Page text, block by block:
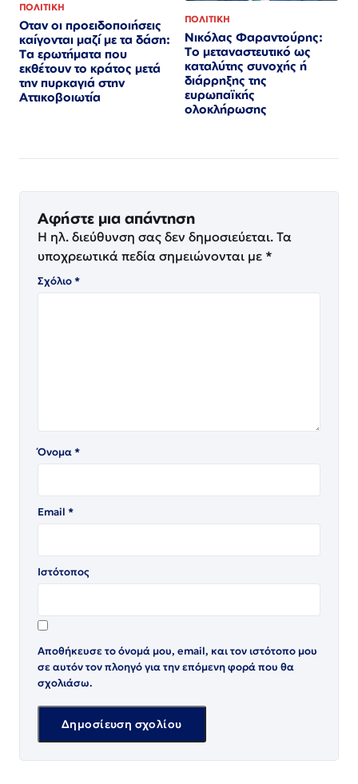
ΠΟΛΙΤΙΚΗ
Οταν οι προειδοποιήσεις
καίγονται μαζί με τα δάση:
Τα ερωτήματα που
εκθέτουν το κράτος μετά
την πυρκαγιά στην
Αττικοβοιωτία
ΠΟΛΙΤΙΚΗ
Νικόλας Φαραντούρης:
Το μεταναστευτικό ως
καταλύτης συνοχής ή
διάρρηξης της
ευρωπαϊκής
ολοκλήρωσης
Αφήστε μια απάντηση
Η ηλ. διεύθυνση σας δεν δημοσιεύεται. Τα
υποχρεωτικά πεδία σημειώνονται με *
Σχόλιο*
Όνομα*
Email *
Ιστότοπος
Αποθήκευσε το όνομά μου, email, και τον ιστότοπο μου
σε αυτόν τον πλοηγό για την επόμενη φορά που θα
σχολιάσω.